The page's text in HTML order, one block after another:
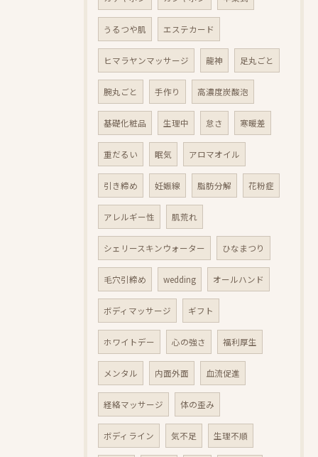
うるつや肌 エステカード
ヒマラヤンマッサージ 龍神 足丸ごと
腕丸ごと 手作り 高濃度炭酸泡
基礎化粧品 生理中 怠さ 寒暖差
重だるい 眠気 アロマオイル
引き締め 妊娠線 脂肪分解 花粉症
アレルギー性 肌荒れ
シェリースキンウォーター ひなまつり
毛穴引締め wedding オールハンド
ボディマッサージ ギフト
ホワイトデー 心の強さ 福利厚生
メンタル 内面外面 血流促進
経絡マッサージ 体の歪み
ボディライン 気不足 生理不順